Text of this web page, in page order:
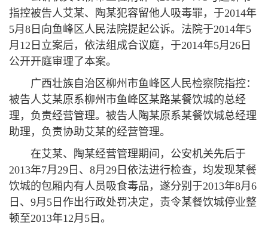
指控被告人艾某、陶某犯容留他人吸毒罪，于2014年
5月8日向鱼峰区人民法院提起公诉。法院于2014年5
月12日立案后，依法组成合议庭，于2014年5月26日
公开开庭审理了本案。
广西壮族自治区柳州市鱼峰区人民检察院指控：
被告人艾某原系柳州市鱼峰区某路某餐饮城的总经
理，负责经营管理。被告人陶某原系某餐饮城总经理
助理，负责协助艾某的经营管理。
在艾某、陶某经营管理期间，公安机关先后于
2013年7月29日、8月29日依法进行检查，均发现某餐
饮城的包厢内有人员吸食毒品，遂分别于2013年8月6
日、9月5日作出行政处罚决定，责令某餐饮城停业整
顿至2013年12月5日。